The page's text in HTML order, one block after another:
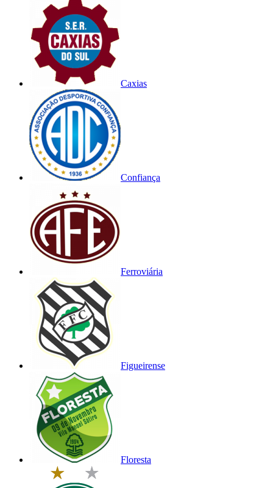
Caxias
Confiança
Ferroviária
Figueirense
Floresta